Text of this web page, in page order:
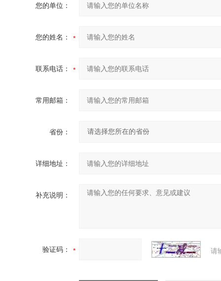
您的单位：
您的姓名：
联系电话：
常用邮箱：
省份：
详细地址：
补充说明：
验证码： 请